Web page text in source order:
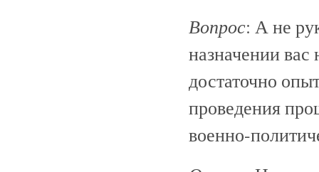
Вопрос: А не
назначении
достаточно
проведения
военно-